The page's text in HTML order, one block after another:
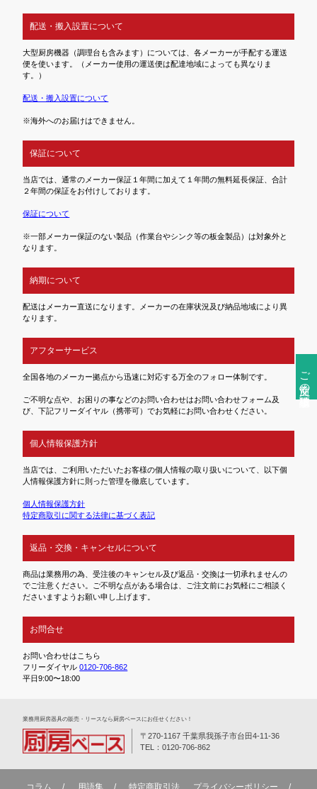
ご注文前の確認事項
配送・搬入設置について
大型厨房機器（調理台も含みます）については、各メーカーが手配する運送
便を使います。（メーカー使用の運送便は配達地域によっても異なりま
す。）
配送・搬入設置について
※海外へのお届けはできません。
保証について
当店では、通常のメーカー保証１年間に加えて１年間の無料延長保証、合計
２年間の保証をお付けしております。
保証について
※一部メーカー保証のない製品（作業台やシンク等の板金製品）は対象外と
なります。
納期について
配送はメーカー直送になります。メーカーの在庫状況及び納品地域により異
なります。
アフターサービス
全国各地のメーカー拠点から迅速に対応する万全のフォロー体制です。
ご不明な点や、お困りの事などのお問い合わせはお問い合わせフォーム及
び、下記フリーダイヤル（携帯可）でお気軽にお問い合わせください。
個人情報保護方針
当店では、ご利用いただいたお客様の個人情報の取り扱いについて、以下個
人情報保護方針に則った管理を徹底しています。
個人情報保護方針
特定商取引に関する法律に基づく表記
返品・交換・キャンセルについて
商品は業務用の為、受注後のキャンセル及び返品・交換は一切承れませんの
でご注意ください。ご不明な点がある場合は、ご注文前にお気軽にご相談く
ださいますようお願い申し上げます。
お問合せ
お問い合わせはこちら
フリーダイヤル0120-706-862
平日9:00〜18:00
業務⽤厨房器具の販売・リースなら厨房ベースにお任せください！
〒270-1167 千葉県我孫子市台田4-11-36
TEL：0120-706-862
コラム 用語集 特定商取引法 プライバシーポリシー